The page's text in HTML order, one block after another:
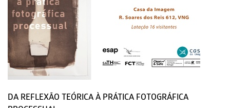
DA REFLEXÃO TEÓRICA À PRÁTICA FOTOGRÁFICA